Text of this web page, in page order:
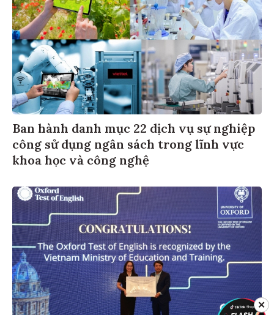
Ban hành danh mục 22 dịch vụ sự nghiệp
công sử dụng ngân sách trong lĩnh vực
khoa học và công nghệ
✕